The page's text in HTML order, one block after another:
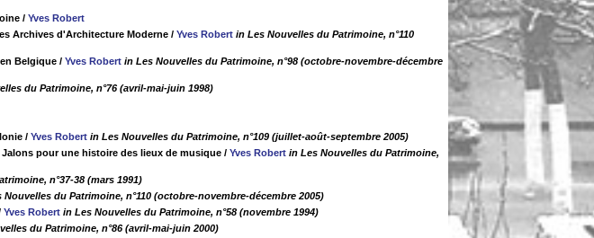
/ Yves Robert
Archives d'Architecture Moderne / Yves Robert in Les Nouvelles du Patrimoine, n°110
Belgique / Yves Robert in Les Nouvelles du Patrimoine, n°98 (octobre-novembre-décembre
du Patrimoine, n°76 (avril-mai-juin 1998)
/ Yves Robert in Les Nouvelles du Patrimoine, n°109 (juillet-août-septembre 2005)
pour une histoire des lieux de musique / Yves Robert in Les Nouvelles du Patrimoine,
n°37-38 (mars 1991)
Nouvelles du Patrimoine, n°110 (octobre-novembre-décembre 2005)
Yves Robert in Les Nouvelles du Patrimoine, n°58 (novembre 1994)
du Patrimoine, n°86 (avril-mai-juin 2000)